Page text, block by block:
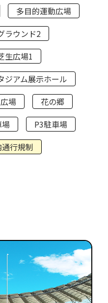
多目的運動広場
ラウンド2
生広場1
ジアム展示ホール
場
花の郷
P3駐車場
行規制